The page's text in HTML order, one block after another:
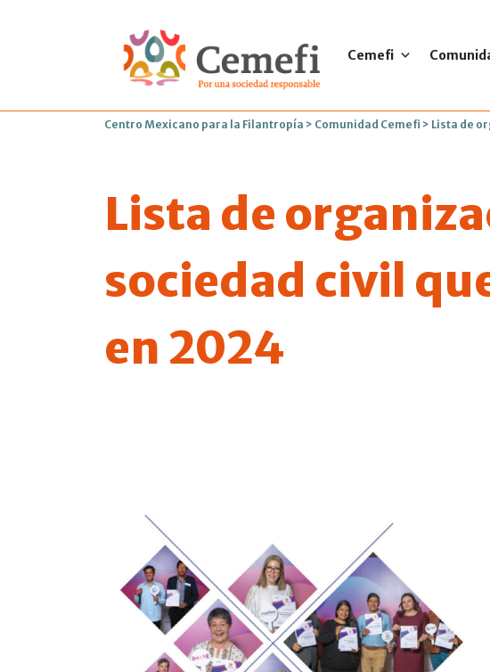
Cemefi
Centro Mexicano para la Filantropía > Comunidad Cemefi > Lista de
Lista de
sociedad civil
en 2024